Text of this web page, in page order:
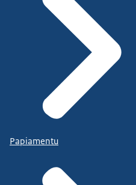
Papiamentu